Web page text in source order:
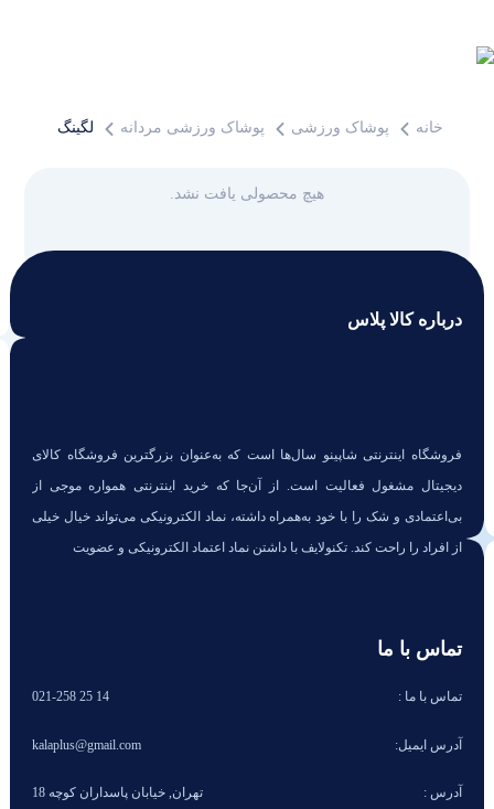
خانه پوشاک ورزشی پوشاک ورزشی مردانه لگینگ ورزشی
هیچ محصولی یافت نشد.
درباره کالا پلاس
فروشگاه اینترنتی شاپینو سال‌ها است که به‌عنوان بزرگترین فروشگاه کالای
دیجیتال مشغول فعالیت است. از آن‌جا که خرید اینترنتی همواره موجی از
بی‌اعتمادی و شک را با خود به‌همراه داشته، نماد الکترونیکی می‌تواند خیال خیلی
از افراد را راحت کند. تکنولایف با داشتن نماد اعتماد الکترونیکی و عضویت
تماس با ما
تماس با ما : 14 25 021-258
آدرس ایمیل: kalaplus@gmail.com
آدرس : تهران, خیابان پاسداران کوچه 18